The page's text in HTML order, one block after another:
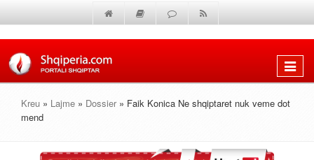
Shfaq
Kreu » Lajme » Dossier » Faik Konica Ne shqiptaret nuk veme dot
mend